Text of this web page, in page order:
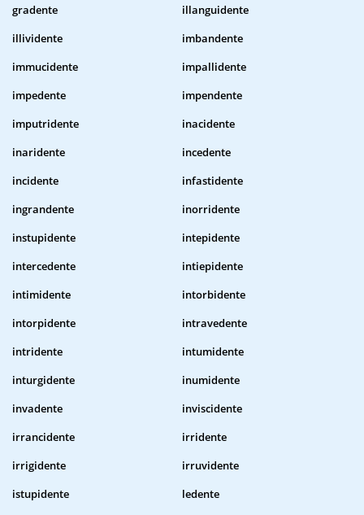
gradente
illanguidente
illividente
imbandente
immucidente
impallidente
impedente
impendente
imputridente
inacidente
inaridente
incedente
incidente
infastidente
ingrandente
inorridente
instupidente
intepidente
intercedente
intiepidente
intimidente
intorbidente
intorpidente
intravedente
intridente
intumidente
inturgidente
inumidente
invadente
inviscidente
irrancidente
irridente
irrigidente
irruvidente
istupidente
ledente